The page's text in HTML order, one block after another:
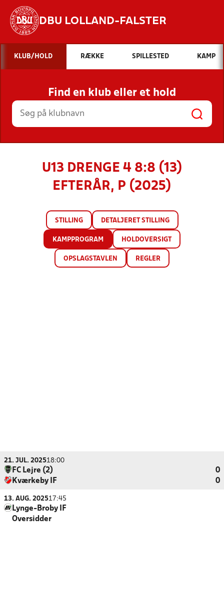
DBU LOLLAND-FALSTER
Hvad vil du søge efter?
INDHOLD OG NYHEDER
STILLINGER, RESULTATER, KLUBBER OG
HOLD
KLUB/HOLD RÆKKE SPILLESTED KAMP
Find en klub eller et hold
U13 DRENGE 4 8:8 (13)
EFTERÅR, P (2025)
STILLING DETALJERET STILLING
KAMPPROGRAM HOLDOVERSIGT
OPSLAGSTAVLEN REGLER
21. JUL. 202518:00
FC Lejre (2)
0
Kværkeby IF
0
13. AUG. 202517:45
Lynge-Broby IF
Oversidder